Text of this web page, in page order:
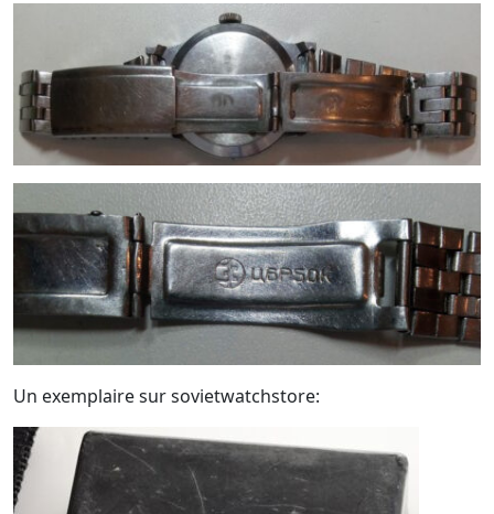
Un exemplaire sur sovietwatchstore: